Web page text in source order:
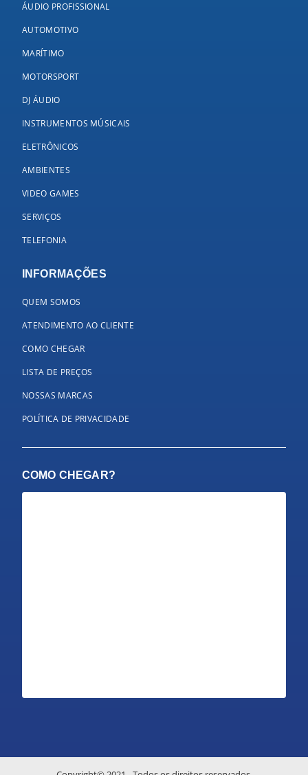
ÁUDIO PROFISSIONAL
AUTOMOTIVO
MARÍTIMO
MOTORSPORT
DJ ÁUDIO
INSTRUMENTOS MÚSICAIS
ELETRÔNICOS
AMBIENTES
VIDEO GAMES
SERVIÇOS
TELEFONIA
INFORMAÇÕES
QUEM SOMOS
ATENDIMENTO AO CLIENTE
COMO CHEGAR
LISTA DE PREÇOS
NOSSAS MARCAS
POLÍTICA DE PRIVACIDADE
COMO CHEGAR?